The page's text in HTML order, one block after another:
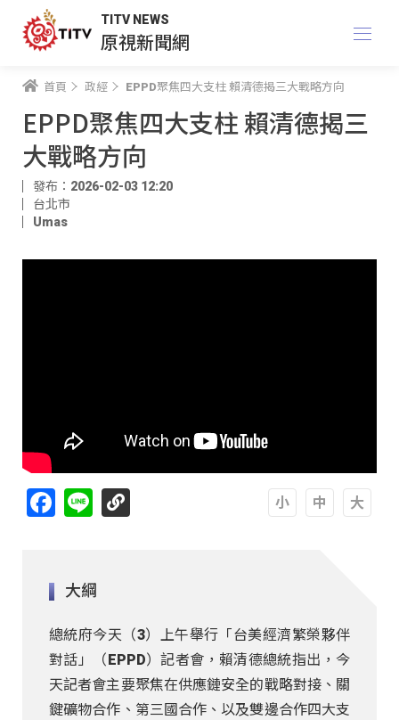
TITV NEWS
原視新聞網
首頁 政經 EPPD聚焦四大支柱 賴清德揭三大戰略方向
EPPD聚焦四大支柱 賴清德揭三
大戰略方向
發布：2026-02-03 12:20
台北市
Umas
Facebook
Line
大綱
總統府今天（3）上午舉行「台美經濟繁榮夥伴
對話」（EPPD）記者會，賴清德總統指出，今
天記者會主要聚焦在供應鏈安全的戰略對接、關
鍵礦物合作、第三國合作、以及雙邊合作四大支